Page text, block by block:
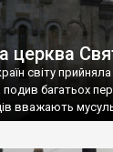
церква
світу
багатьох
вважають